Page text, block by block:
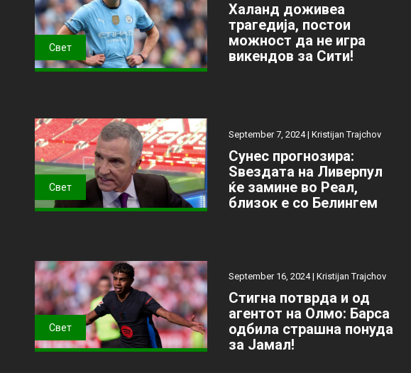
Свет
Халанд доживеа
трагедија, постои
можност да не игра
викендов за Сити!
Свет
September 7, 2024 | Kristijan Trajchov
Сунес прогнозира:
Ѕвездата на Ливерпул
ќе замине во Реал,
близок е со Белингем
Свет
September 16, 2024 | Kristijan Trajchov
Стигна потврда и од
агентот на Олмо: Барса
одбила страшна понуда
за Јамал!